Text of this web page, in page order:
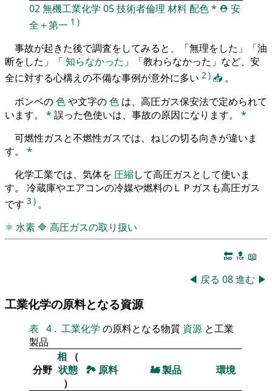
02無機工業化学 05技術者倫理 材料配色* ⛑️ 安
全＋第一 1 )
事故が起きた後で調査をしてみると、「無理をした」「油
断をした」「 知らなかった 」「教わらなかった」など、安
全に対する心構えの不備な事例が意外に多い 2 ) 📥 。
ボンベの色や文字の色 は、高圧ガス保安法で定められて
います。 * 誤った色使いは、事故の原因になります。 *
可燃性ガスと不燃性ガスでは、ねじの切る向きが違いま
す。 *
化学工業では、気体を 圧縮して高圧ガスとして使いま
す。 冷蔵庫やエアコンの冷媒や燃料のＬＰガスも高圧ガス
です 3 ) 。
⚛ 水素 🔷 高圧ガスの取り扱い
🔚 🔝 📖
◀ 戻る 08進む ▶
工業化学の原料となる資源
表 4 . 工業化学 の原料となる物質 資源 と工業
製品
分野
相
（
状態
）
🏞 原料 🚂製品 環境